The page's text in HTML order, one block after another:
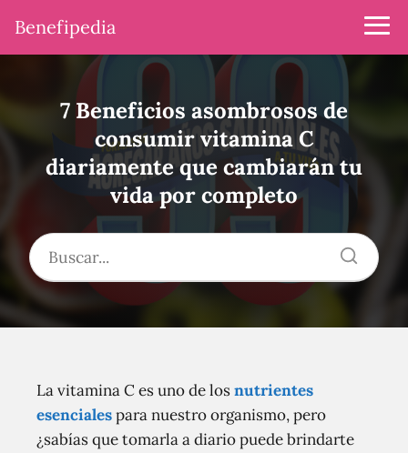
Benefipedia
7 Beneficios asombrosos de
consumir vitamina C
diariamente que cambiarán tu
vida por completo
La vitamina C es uno de losnutrientes
esencialespara nuestro organismo, pero
¿sabías que tomarla a diario puede brindarte